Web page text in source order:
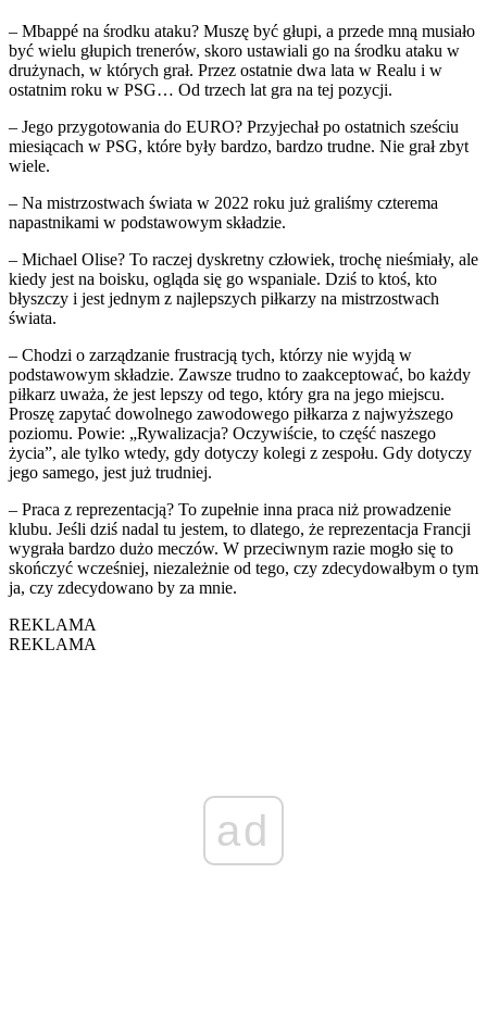
– Mbappé na środku ataku? Muszę być głupi, a przede mną musiało
być wielu głupich trenerów, skoro ustawiali go na środku ataku w
drużynach, w których grał. Przez ostatnie dwa lata w Realu i w
ostatnim roku w PSG… Od trzech lat gra na tej pozycji.
– Jego przygotowania do EURO? Przyjechał po ostatnich sześciu
miesiącach w PSG, które były bardzo, bardzo trudne. Nie grał zbyt
wiele.
– Na mistrzostwach świata w 2022 roku już graliśmy czterema
napastnikami w podstawowym składzie.
– Michael Olise? To raczej dyskretny człowiek, trochę nieśmiały, ale
kiedy jest na boisku, ogląda się go wspaniale. Dziś to ktoś, kto
błyszczy i jest jednym z najlepszych piłkarzy na mistrzostwach
świata.
– Chodzi o zarządzanie frustracją tych, którzy nie wyjdą w
podstawowym składzie. Zawsze trudno to zaakceptować, bo każdy
piłkarz uważa, że jest lepszy od tego, który gra na jego miejscu.
Proszę zapytać dowolnego zawodowego piłkarza z najwyższego
poziomu. Powie: „Rywalizacja? Oczywiście, to część naszego
życia”, ale tylko wtedy, gdy dotyczy kolegi z zespołu. Gdy dotyczy
jego samego, jest już trudniej.
– Praca z reprezentacją? To zupełnie inna praca niż prowadzenie
klubu. Jeśli dziś nadal tu jestem, to dlatego, że reprezentacja Francji
wygrała bardzo dużo meczów. W przeciwnym razie mogło się to
skończyć wcześniej, niezależnie od tego, czy zdecydowałbym o tym
ja, czy zdecydowano by za mnie.
REKLAMA
REKLAMA
ad